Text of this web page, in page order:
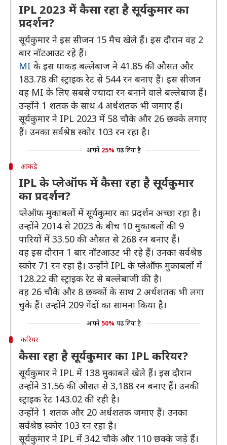
IPL 2023 में कैसा रहा है सूर्यकुमार का
प्रदर्शन?
सूर्यकुमार ने इस सीजन 15 मैच खेले हैं। इस दौरान वह 2
बार नॉटआउट रहे हैं।
MI के इस धाकड़ बल्लेबाज ने 41.85 की औसत और
183.78 की स्ट्राइक रेट से 544 रन बनाए हैं। इस सीजन
वह MI के लिए सबसे ज्यादा रन बनाने वाले बल्लेबाज हैं।
उन्होंने 1 शतक के साथ 4 अर्धशतक भी जमाए हैं।
सूर्यकुमार ने IPL 2023 में 58 चौके और 26 छक्के लगाए
हैं। उनका सर्वश्रेष्ठ स्कोर 103 रन रहा है।
आपने 25% पढ़ लिया है
आंकड़े
IPL के प्लेऑफ में कैसा रहा है सूर्यकुमार
का प्रदर्शन?
प्लेऑफ मुकाबलों में सूर्यकुमार का प्रदर्शन अच्छा रहा है।
उन्होंने 2014 से 2023 के बीच 10 मुकाबलों की 9
पारियों में 33.50 की औसत से 268 रन बनाए हैं।
वह इस दौरान 1 बार नॉटआउट भी रहे हैं। उनका सर्वश्रेष्ठ
स्कोर 71 रन रहा है। उन्होंने IPL के प्लेऑफ मुकाबलों में
128.22 की स्ट्राइक रेट से बल्लेबाजी की है।
वह 26 चौके और 8 छक्कों के साथ 2 अर्धशतक भी लगा
चुके हैं। उन्होंने 209 गेंदों का सामना किया है।
आपने 50% पढ़ लिया है
करियर
कैसा रहा है सूर्यकुमार का IPL करियर?
सूर्यकुमार ने IPL में 138 मुकाबले खेले हैं। इस दौरान
उन्होंने 31.56 की औसत से 3,188 रन बनाए हैं। उनकी
स्ट्राइक रेट 143.02 की रही है।
उन्होंने 1 शतक और 20 अर्धशतक जमाए हैं। उनका
सर्वश्रेष्ठ स्कोर 103 रन रहा है।
सूर्यकुमार ने IPL में 342 चौके और 110 छक्के जड़े हैं।